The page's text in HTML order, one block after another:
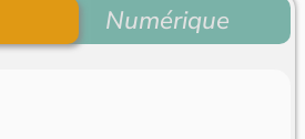
Numérique